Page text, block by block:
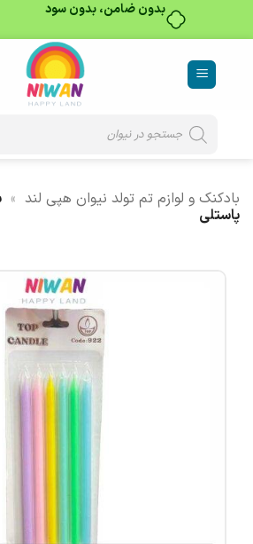
بدون ضامن، بدون سود
content
search
بادکنک و لوازم تم تولد نیوان هپی لند »
پاستلی